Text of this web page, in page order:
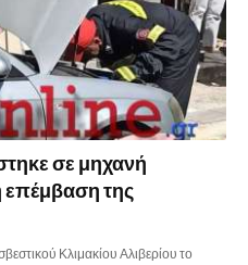
σε μηχανή
επέμβαση της
Κλιμακίου Αλιβερίου το